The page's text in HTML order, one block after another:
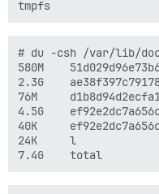
# du -csh /var/lib/
580M
2.3G
76M
4.5G
40K
24K     l